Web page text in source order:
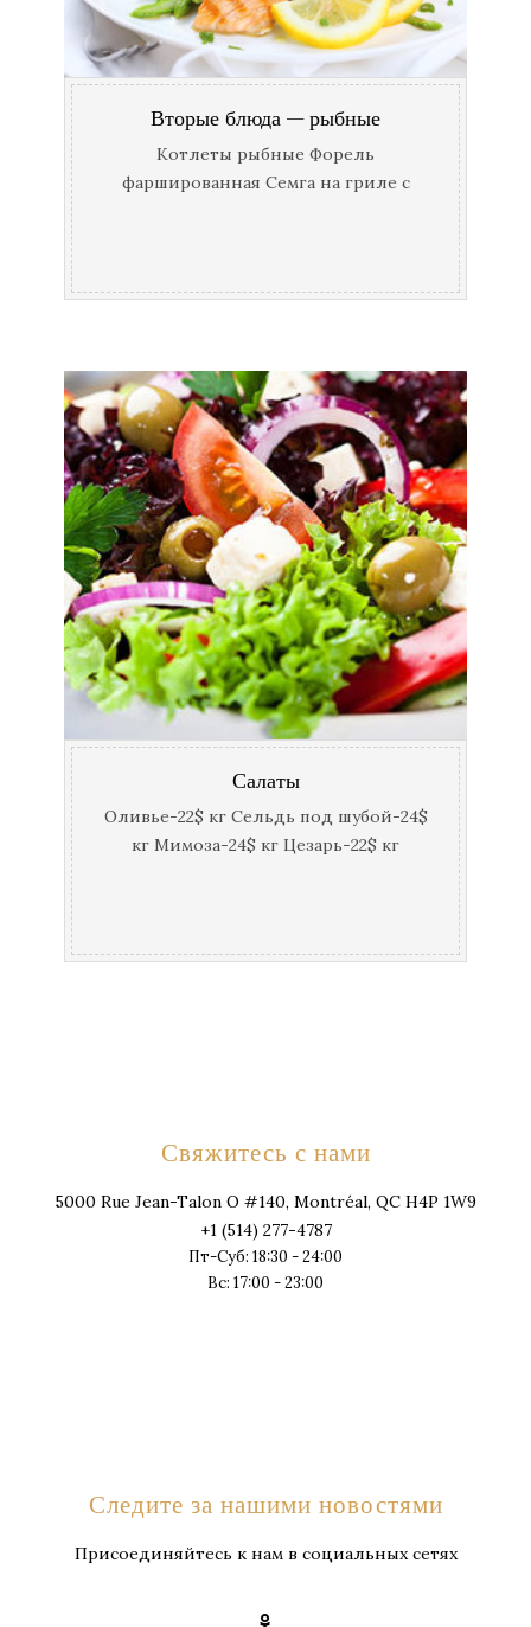
Вторые блюда — рыбные
Котлеты рыбные Форель
фаршированная Семга на гриле с
Салаты
Оливье-22$ кг Сельдь под шубой-24$
кг Мимоза-24$ кг Цезарь-22$ кг
Салат «Виктория»-26$ кг Салат…
Свяжитесь с нами
5000 Rue Jean-Talon O #140, Montréal, QC H4P 1W9
+1 (514) 277-4787
Пт-Суб: 18:30 - 24:00
Вс: 17:00 - 23:00
Следите за нашими новостями
Присоединяйтесь к нам в социальных сетях